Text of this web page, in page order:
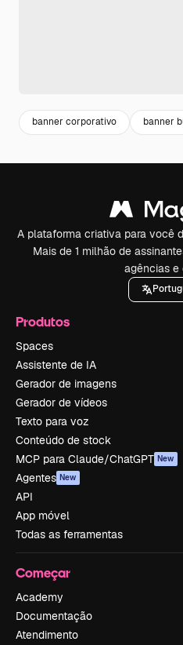
banner corporativo banner
A plataforma criativa para você
Mais de 1 milhão de
agências e
Produtos
Spaces
Assistente de IA
Gerador de imagens
Gerador de vídeos
Texto para voz
Conteúdo de stock
MCP para Claude/ChatGPT New
Agentes New
API
App móvel
Todas as ferramentas
Começar
Academy
Documentação
Atendimento